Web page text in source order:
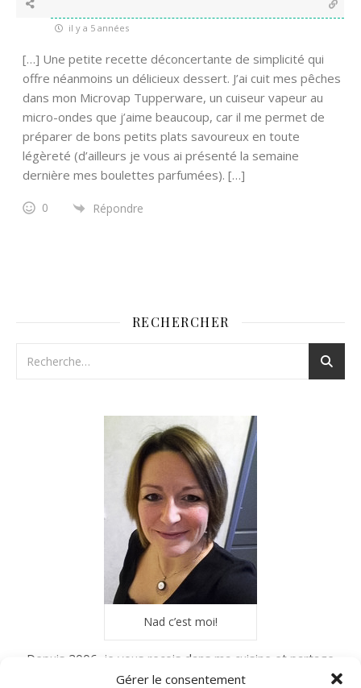
Gérer le consentement
il y a 5 années
[…] Une petite recette déconcertante de simplicité qui
offre néanmoins un délicieux dessert. J’ai cuit mes pêches
dans mon Microvap Tupperware, un cuiseur vapeur au
micro-ondes que j’aime beaucoup, car il me permet de
préparer de bons petits plats savoureux en toute
légèreté (d’ailleurs je vous ai présenté la semaine
dernière mes boulettes parfumées). […]
0 Répondre
RECHERCHER
Nad c’est moi!
Depuis 2006, je vous reçois dans ma cuisine et partage
avec vous mes recettes gourmandes du quotidien.